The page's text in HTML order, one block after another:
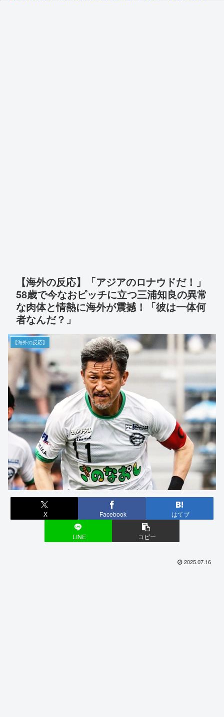
【海外の反応】「アジアのロナウドだ！」
58歳で今なおピッチに立つ三浦知良の異常
な肉体と情熱に海外が震撼！「彼は一体何
者なんだ？」
【海外の反応】
X Facebook はてブ
LINE コピー
2025.07.16